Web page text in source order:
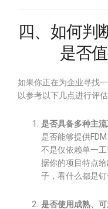
四、如何判
是否
如果你正在为企业寻找
以参考以下几点进行评估
是否具备多种主
是否能够提供
不是仅依赖单一
据你的项目特点给
子，看什么都是钉
是否使用成熟、